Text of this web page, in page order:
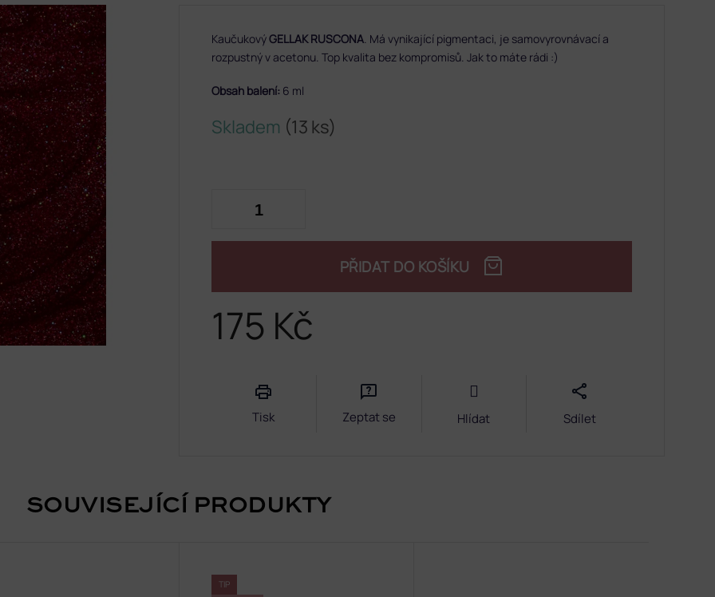
175 Kč
Skladem (13 ks)
PŘIDAT DO KOŠÍKU
KaučukovýGELLAK RUSCONA. Má vynikající pigmentaci, je samovyrovnávací a
rozpustný v acetonu. Top kvalita bez kompromisů. Jak to máte rádi :)
Obsah balení: 6 ml
Tisk Zeptat se Hlídat Sdílet
SOUVISEJÍCÍ PRODUKTY
TIP